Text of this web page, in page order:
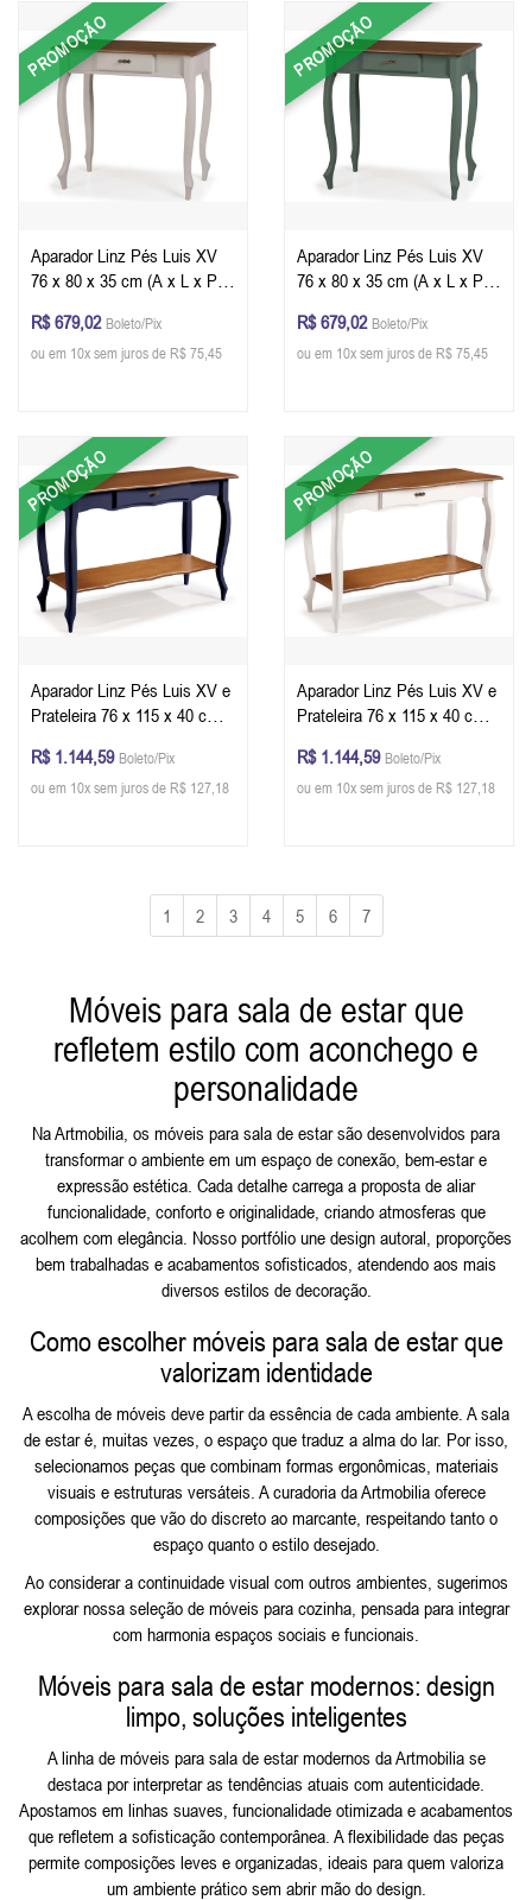
PROMOÇÃO
Aparador Linz Pés Luis XV
76 x 80 x 35 cm (A x L x P) -
R$ 679,02 Boleto/Pix
ou em 10x sem juros de R$ 75,45
PROMOÇÃO
Aparador Linz Pés Luis XV
76 x 80 x 35 cm (A x L x P) -
Glazer
R$ 679,02 Boleto/Pix
ou em 10x sem juros de R$ 75,45
PROMOÇÃO
Aparador Linz Pés Luis XV e
Prateleira 76 x 115 x 40 cm
Petróleo - Imbuia Glazer
R$ 1.144,59 Boleto/Pix
ou em 10x sem juros de R$ 127,18
PROMOÇÃO
Aparador Linz Pés Luis XV e
Prateleira 76 x 115 x 40 cm
Imbuia Glazer
R$ 1.144,59 Boleto/Pix
ou em 10x sem juros de R$ 127,18
1 2 3 4 5 6 7
Móveis para sala de estar que
refletem estilo com aconchego e
personalidade
Na Artmobilia, os móveis para sala de estar são desenvolvidos para
transformar o ambiente em um espaço de conexão, bem-estar e
expressão estética. Cada detalhe carrega a proposta de aliar
funcionalidade, conforto e originalidade, criando atmosferas que
acolhem com elegância. Nosso portfólio une design autoral, proporções
bem trabalhadas e acabamentos sofisticados, atendendo aos mais
diversos estilos de decoração.
Como escolher móveis para sala de estar que
valorizam identidade
A escolha de móveis deve partir da essência de cada ambiente. A sala
de estar é, muitas vezes, o espaço que traduz a alma do lar. Por isso,
selecionamos peças que combinam formas ergonômicas, materiais
visuais e estruturas versáteis. A curadoria da Artmobilia oferece
composições que vão do discreto ao marcante, respeitando tanto o
espaço quanto o estilo desejado.
Ao considerar a continuidade visual com outros ambientes, sugerimos
explorar nossa seleção demóveis para cozinha, pensada para integrar
com harmonia espaços sociais e funcionais.
Móveis para sala de estar modernos: design
limpo, soluções inteligentes
A linha de móveis para sala de estar modernos da Artmobilia se
destaca por interpretar as tendências atuais com autenticidade.
Apostamos em linhas suaves, funcionalidade otimizada e acabamentos
que refletem a sofisticação contemporânea. A flexibilidade das peças
permite composições leves e organizadas, ideais para quem valoriza
um ambiente prático sem abrir mão do design.